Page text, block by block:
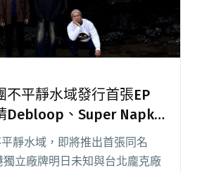
不平靜水域發行首張EP
Debloop、Super Napkin
靜水域，即將推出首張同名
獨立廠牌明日未知與台北龐克廠